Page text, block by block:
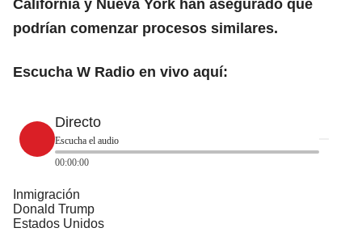
California y Nueva York han asegurado que
podrían comenzar procesos similares.
Escucha W Radio en vivo aquí:
Directo
Escucha el audio
00:00:00
Inmigración
Donald Trump
Estados Unidos